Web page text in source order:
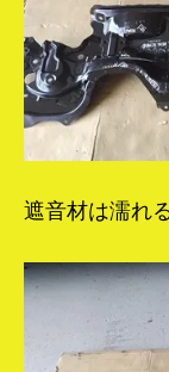
遮音材は濡れ